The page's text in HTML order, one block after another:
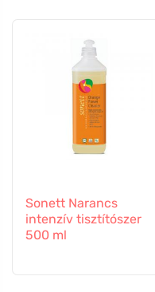
Sonett Narancs
intenzív tisztítószer
500 ml